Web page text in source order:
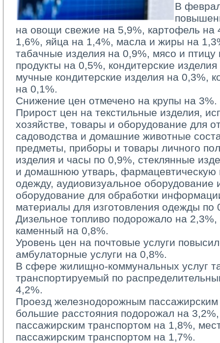
В
на овощи свежие на 5,9%, картофель на
1,6%, яйца на 1,4%, масла и жиры на
табачные изделия на 0,9%, мясо и
продукты на 0,5%, кондитерские
мучные кондитерские изделия на 0,3%,
на 0,1%.
Снижение цен отмечено на крупы на 3%.
Прирост цен на текстильные изделия,
хозяйстве, товары и оборудование для
садоводства и домашние животные
предметы, приборы и товары личного
изделия и часы по 0,9%, стеклянные
и домашнюю утварь, фармацевтическую
одежду, аудиовизуальное оборудование
оборудование для обработки
материалы для изготовления одежды по
Дизельное топливо подорожало на
каменный на 0,8%.
Уровень цен на почтовые услуги
амбулаторные услуги на 0,8%.
В сфере жилищно-коммунальных услуг
транспортируемый по
4,2%.
Проезд железнодорожным
большие расстояния подорожал на
пассажирским транспортом на 1,8%,
пассажирским транспортом на 1,7%.